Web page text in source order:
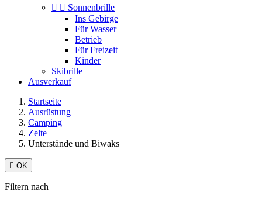
  Sonnenbrille
Ins Gebirge
Für Wasser
Betrieb
Für Freizeit
Kinder
Skibrille
Ausverkauf
Startseite
Ausrüstung
Camping
Zelte
Unterstände und Biwaks
 OK
Filtern nach